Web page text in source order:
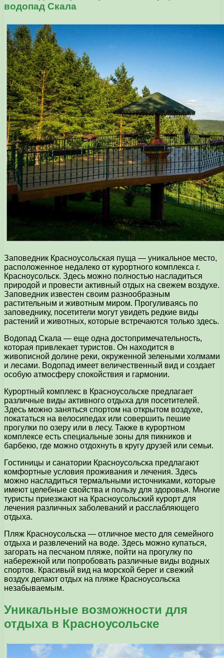
водопад Скала
Заповедник Красноусольская пуща — уникальное место,
расположенное недалеко от курортного комплекса г.
Красноусольск. Здесь можно полностью насладиться
природой и провести активный отдых на свежем воздухе.
Заповедник известен своим разнообразным
растительным и животным миром. Прогуливаясь по
заповеднику, посетители могут увидеть редкие виды
растений и животных, которые встречаются только здесь.
Водопад Скала — еще одна достопримечательность,
которая привлекает туристов. Он находится в
живописной долине реки, окруженной зелеными холмами
и лесами. Водопад имеет величественный вид и создает
особую атмосферу спокойствия и гармонии.
Курортный комплекс в Красноусольске предлагает
различные виды активного отдыха для посетителей.
Здесь можно заняться спортом на открытом воздухе,
покататься на велосипедах или совершить пешие
прогулки по озеру или в лесу. Также в курортном
комплексе есть специальные зоны для пикников и
барбекю, где можно отдохнуть в кругу друзей или семьи.
Гостиницы и санатории Красноусольска предлагают
комфортные условия проживания и лечения. Здесь
можно насладиться термальными источниками, которые
имеют целебные свойства и пользу для здоровья. Многие
туристы приезжают на Красноусольский курорт для
лечения различных заболеваний и расслабляющего
отдыха.
Пляж Красноусольска — отличное место для семейного
отдыха и развлечений на воде. Здесь можно купаться,
загорать на песчаном пляже, пойти на прогулку по
набережной или попробовать различные виды водных
спортов. Красивый вид на морской берег и свежий
воздух делают отдых на пляже Красноусольска
незабываемым.
Уникальные возможности для
отдыха в Красноусольске